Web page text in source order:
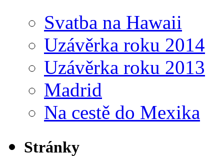
Svatba na Hawaii
Uzávěrka roku 2014
Uzávěrka roku 2013
Madrid
Na cestě do Mexika
Stránky